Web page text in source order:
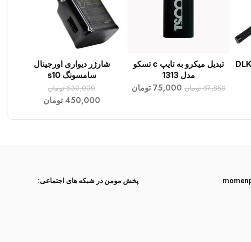
افزودن به سبد خریدتبدیل میکرو به تایپ c تسکو
مدل 1313
87,850 تومان 75,000 تومان
افزودن به سبد خرید
شارژر دیواری اورجینال
سامسونگ s10
530,000 تومان
450,000 تومان
پخش مومن در شبکه های اجتماعی: